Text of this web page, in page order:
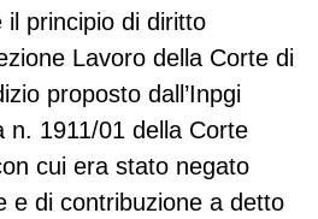
principio di diritto
Lavoro della Corte di
proposto dall’Inpgi
n. 1911/01 della Corte
cui era stato negato
e di contribuzione a detto